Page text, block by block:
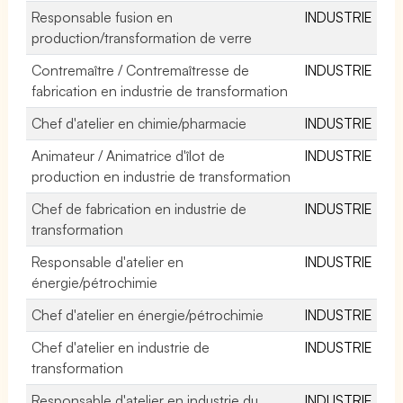
Responsable fusion en
production/transformation de verre
INDUSTRIE
Contremaître / Contremaîtresse de
fabrication en industrie de transformation
INDUSTRIE
Chef d'atelier en chimie/pharmacie
INDUSTRIE
Animateur / Animatrice d'îlot de
production en industrie de transformation
INDUSTRIE
Chef de fabrication en industrie de
transformation
INDUSTRIE
Responsable d'atelier en
énergie/pétrochimie
INDUSTRIE
Chef d'atelier en énergie/pétrochimie
INDUSTRIE
Chef d'atelier en industrie de
transformation
INDUSTRIE